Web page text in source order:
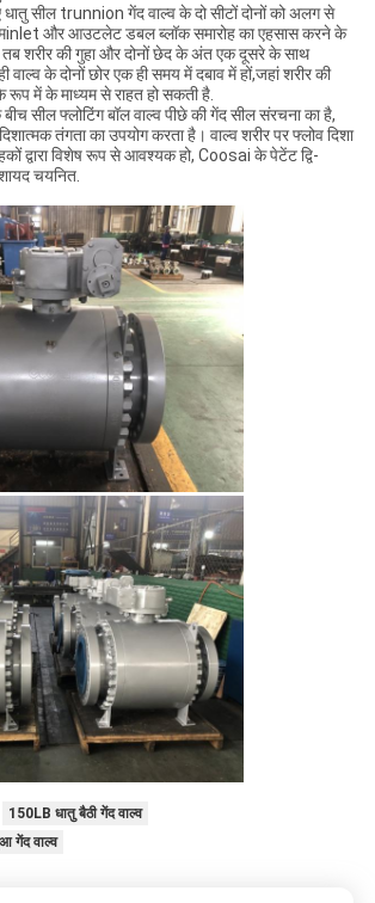
सील trunnion गेंद वाल्व के दो सीटों दोनों को अलग से
और आउटलेट डबल ब्लॉक समारोह का एहसास करने के
तब शरीर की गुहा और दोनों छेद के अंत एक दूसरे के साथ
के दोनों छोर एक ही समय में दबाव में हों,जहां शरीर की
रूप में के माध्यम से राहत हो सकती है.
सील फ्लोटिंग बॉल वाल्व पीछे की गेंद सील संरचना का है,
तंगता का उपयोग करता है। वाल्व शरीर पर फ्लोव दिशा
द्वारा विशेष रूप से आवश्यक हो, Coosai के पेटेंट द्वि-
चयनित.
150LB धातु बैठी गेंद वाल्व
गेंद वाल्व